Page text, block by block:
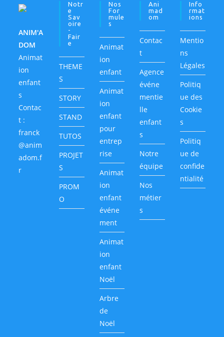
ANIM'A
DOM
Animat
ion
enfant
s
Contac
t :
franck
@anim
adom.f
r
Notr
E
Sav
Oire
-
Fair
E
THEME
S
STORY
STAND
TUTOS
PROJET
S
PROM
O
Nos
For
Mule
S
Animat
ion
enfant
Animat
ion
enfant
pour
entrep
rise
Animat
ion
enfant
événe
ment
Animat
ion
enfant
Noël
Arbre
de
Noël
Ani
Mad
Om
Contac
t
Agence
événe
mentie
lle
enfant
s
Notre
équipe
Nos
métier
s
Info
Rmat
Ions
Mentio
ns
Légales
Politiq
ue des
Cookie
s
Politiq
ue de
confide
ntialité